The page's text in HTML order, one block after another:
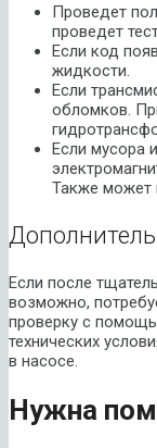
Проведет
проведет
Если код
жидкости.
Если
обломков.
Если мусора
Также может
Если после
возможно,
проверку с
технических
в насосе.
Нужна